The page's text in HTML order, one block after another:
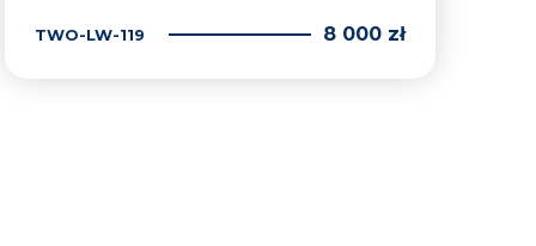
TWO-LW-119 8 000 zł